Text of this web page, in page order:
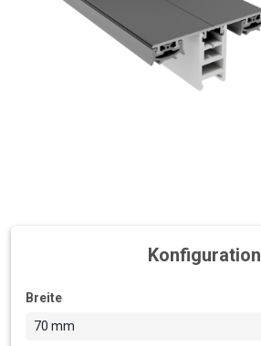
Konfiguration
Breite
70 mm